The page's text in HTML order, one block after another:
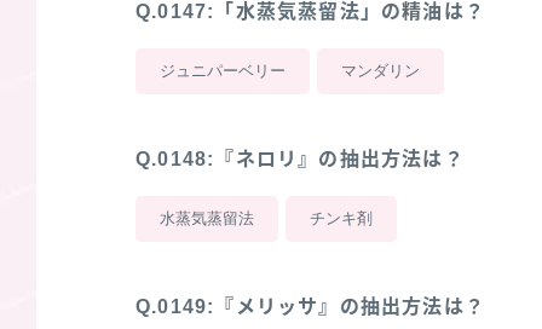
Q.0147:「水蒸気蒸留法」の精油は？
ジュニパーベリー マンダリン
Q.0148:『ネロリ』の抽出方法は？
水蒸気蒸留法 チンキ剤
Q.0149:『メリッサ』の抽出方法は？